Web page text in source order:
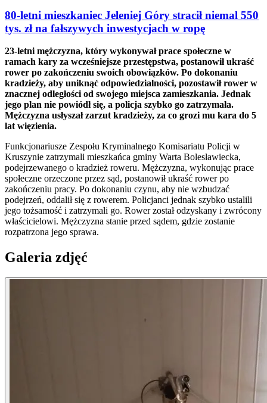
80-letni mieszkaniec Jeleniej Góry stracił niemal 550
tys. zł na fałszywych inwestycjach w ropę
23-letni mężczyzna, który wykonywał prace społeczne w
ramach kary za wcześniejsze przestępstwa, postanowił ukraść
rower po zakończeniu swoich obowiązków. Po dokonaniu
kradzieży, aby uniknąć odpowiedzialności, pozostawił rower w
znacznej odległości od swojego miejsca zamieszkania. Jednak
jego plan nie powiódł się, a policja szybko go zatrzymała.
Mężczyzna usłyszał zarzut kradzieży, za co grozi mu kara do 5
lat więzienia.
Funkcjonariusze Zespołu Kryminalnego Komisariatu Policji w
Kruszynie zatrzymali mieszkańca gminy Warta Bolesławiecka,
podejrzewanego o kradzież roweru. Mężczyzna, wykonując prace
społeczne orzeczone przez sąd, postanowił ukraść rower po
zakończeniu pracy. Po dokonaniu czynu, aby nie wzbudzać
podejrzeń, oddalił się z rowerem. Policjanci jednak szybko ustalili
jego tożsamość i zatrzymali go. Rower został odzyskany i zwrócony
właścicielowi. Mężczyzna stanie przed sądem, gdzie zostanie
rozpatrzona jego sprawa.
Galeria zdjęć